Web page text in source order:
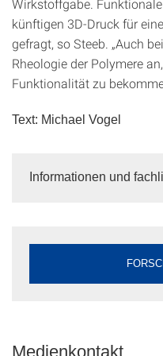
künftigen 3D-Druck für
gefragt, so Steeb. „Auch
Rheologie der Polymere
Funktionalität zu
Text: Michael Vogel
Informationen und
Medienkontakt